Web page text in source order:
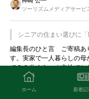
ホーム 新着記
は、従業員に東京ディズニ
の何かを理解してもらっ
プレミアムヨーグルトを
です。永井社長は、駐車
ことに目をつけ、高級商品
事を懐かしく読みました。
ツーリズムメディアサー
シニアの住まい選びに
暮らし
編集長のひと言 ご寄稿あ
す。実家で一人暮らしの
で２０分くらいの立地で
ました。母の住まいから
すが、私と妹にとっては
神崎 公一